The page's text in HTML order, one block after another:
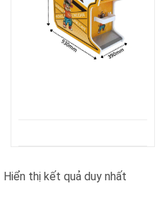
Hiển thị kết quả duy nhất